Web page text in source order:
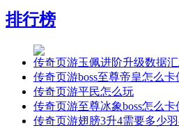
排行榜
传奇页游玉佩进阶升级数据
传奇页游boss至尊帝皇怎么卡
传奇页游平民怎么玩
传奇页游至尊冰象boss怎么卡
传奇页游翅膀3升4需要多少